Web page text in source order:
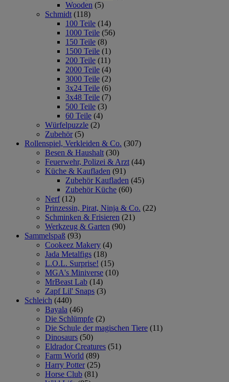
Wooden (5)
Schmidt (118)
100 Teile (14)
1000 Teile (56)
150 Teile (8)
1500 Teile (1)
200 Teile (11)
2000 Teile (4)
3000 Teile (2)
3x24 Teile (6)
3x48 Teile (7)
500 Teile (3)
60 Teile (4)
Würfelpuzzle (2)
Zubehör (5)
Rollenspiel, Verkleiden & Co. (307)
Besen & Haushalt (30)
Feuerwehr, Polizei & Arzt (44)
Küche & Kaufladen (91)
Zubehör Kaufladen (45)
Zubehör Küche (60)
Nerf (12)
Prinzessin, Pirat, Ninja & Co. (22)
Schminken & Frisieren (21)
Werkzeug & Garten (90)
Sammelspaß (93)
Cookeez Makery (4)
Jada Metalfigs (18)
L.O.L. Surprise! (15)
MGA's Miniverse (10)
MrBeast Lab (14)
Zapf Lil' Snaps (3)
Schleich (440)
Bayala (46)
Die Schlümpfe (2)
Die Schule der magischen Tiere (11)
Dinosaurs (50)
Eldrador Creatures (51)
Farm World (89)
Harry Potter (25)
Horse Club (81)